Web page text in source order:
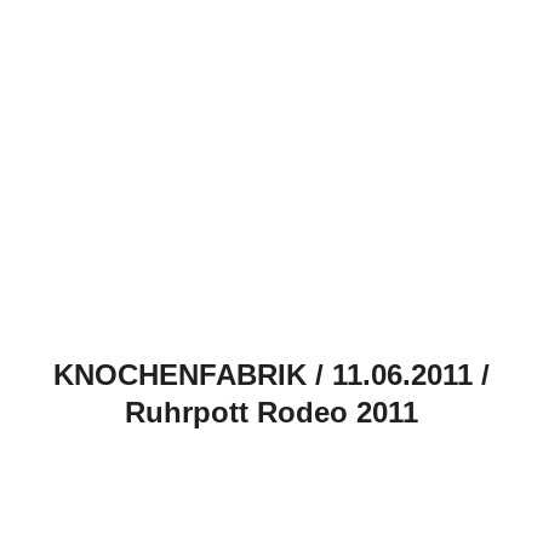
KNOCHENFABRIK / 11.06.2011 /
Ruhrpott Rodeo 2011